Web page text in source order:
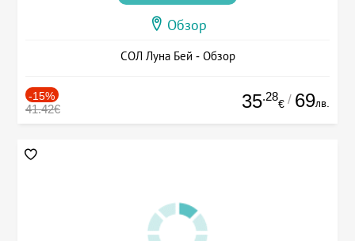
Обзор
СОЛ Луна Бей - Обзор
-15%
41.42€ 35.28
€ / 69лв.